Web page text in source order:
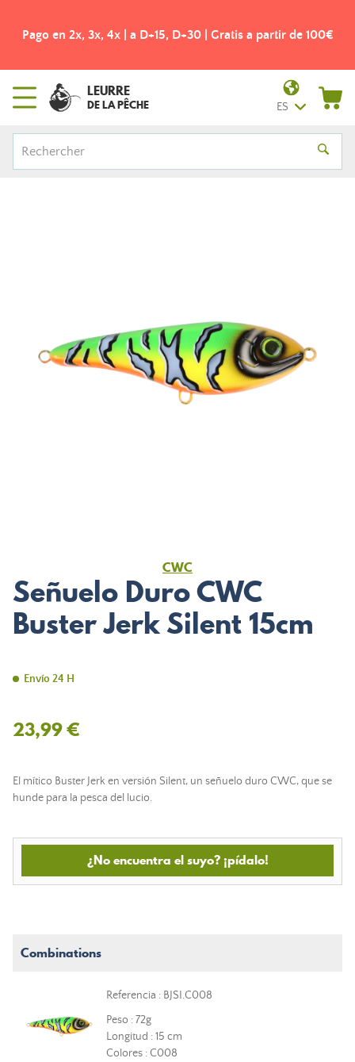
Pago en 2x, 3x, 4x | a D+15, D+30 | Gratis a partir de 100€
LEURRE
DE LA PÊCHE ES
CWC
Señuelo Duro CWC
Buster Jerk Silent 15cm
Envío 24 H
23,99 €
El mítico Buster Jerk en versión Silent, un señuelo duro CWC, que se
hunde para la pesca del lucio.
¿No encuentra el suyo? ¡pídalo!
Combinations
Referencia : BJSI.C008
Peso : 72g
Longitud : 15 cm
Colores : C008